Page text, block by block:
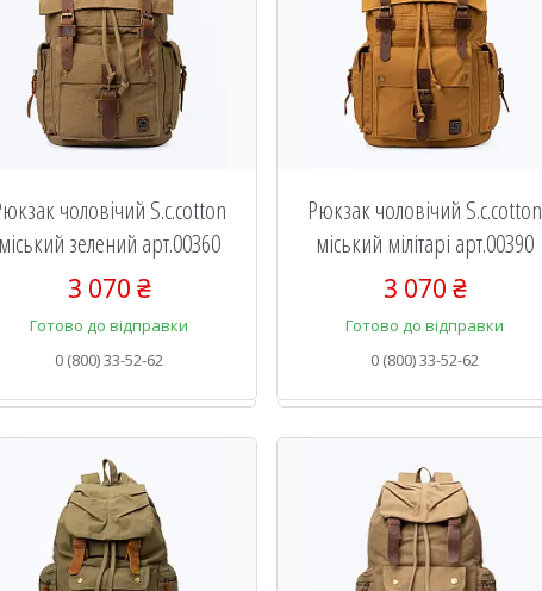
чоловічий S.c.cotton
міський зелений арт.00360
3 070 ₴
Готово до відправки
0 (800) 33-52-62
Рюкзак чоловічий S.c.cotton
міський мілітарі арт.00390
3 070 ₴
Готово до відправки
0 (800) 33-52-62